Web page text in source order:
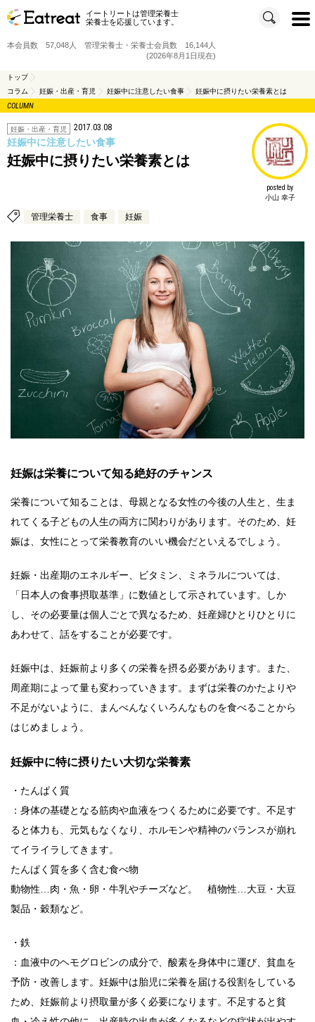
イートリートは管理栄養士
栄養士を応援しています。
t
o
a
i
n
本会員数 57,048人 管理栄養士・栄養士会員数 16,144人
(2026年8月1日現在)
トップ
コラム
妊娠・出産・育児 妊娠中に注意したい食事 妊娠中に摂りたい栄養素とは
COLUMN
妊娠・出産・育児 2017.03.08
妊娠中に注意したい食事
妊娠中に摂りたい栄養素とは
posted by
小山 幸子
管理栄養士 食事 妊娠
妊娠は栄養について知る絶好のチャンス
栄養について知ることは、母親となる女性の今後の人生と、生ま
れてくる子どもの人生の両方に関わりがあります。そのため、妊
娠は、女性にとって栄養教育のいい機会だといえるでしょう。
妊娠・出産期のエネルギー、ビタミン、ミネラルについては、
「日本人の食事摂取基準」に数値として示されています。しか
し、その必要量は個人ごとで異なるため、妊産婦ひとりひとりに
あわせて、話をすることが必要です。
妊娠中は、妊娠前より多くの栄養を摂る必要があります。また、
周産期によって量も変わっていきます。まずは栄養のかたよりや
不足がないように、まんべんなくいろんなものを食べることから
はじめましょう。
妊娠中に特に摂りたい大切な栄養素
・たんぱく質
：身体の基礎となる筋肉や血液をつくるために必要です。不足す
ると体力も、元気もなくなり、ホルモンや精神のバランスが崩れ
てイライラしてきます。
たんぱく質を多く含む食べ物
動物性…肉・魚・卵・牛乳やチーズなど。 植物性…大豆・大豆
製品・穀類など。
・鉄
：血液中のヘモグロビンの成分で、酸素を身体中に運び、貧血を
予防・改善します。妊娠中は胎児に栄養を届ける役割をしている
ため、妊娠前より摂取量が多く必要になります。不足すると貧